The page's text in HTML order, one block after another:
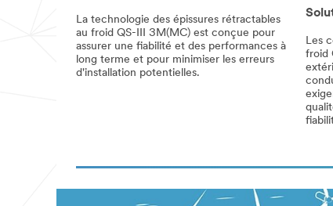
La technologie des épissures rétractables
au froid QS-III 3M(MC) est conçue pour
assurer une fiabilité et des performances à
long terme et pour minimiser les erreurs
d'installation potentielles.
Les
froid